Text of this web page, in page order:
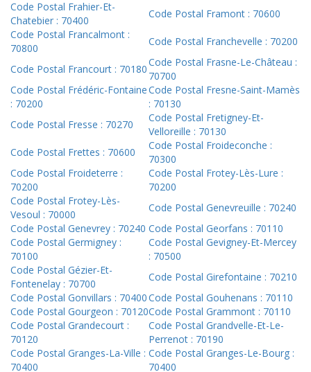
Code Postal Frahier-Et-
Chatebier : 70400
Code Postal Framont : 70600
Code Postal Francalmont :
70800
Code Postal Franchevelle : 70200
Code Postal Francourt : 70180
Code Postal Frasne-Le-Château :
70700
Code Postal Frédéric-Fontaine
: 70200
Code Postal Fresne-Saint-Mamès
: 70130
Code Postal Fresse : 70270
Code Postal Fretigney-Et-
Velloreille : 70130
Code Postal Frettes : 70600
Code Postal Froideconche :
70300
Code Postal Froideterre :
70200
Code Postal Frotey-Lès-Lure :
70200
Code Postal Frotey-Lès-
Vesoul : 70000
Code Postal Genevreuille : 70240
Code Postal Genevrey : 70240 Code Postal Georfans : 70110
Code Postal Germigney :
70100
Code Postal Gevigney-Et-Mercey
: 70500
Code Postal Gézier-Et-
Fontenelay : 70700
Code Postal Girefontaine : 70210
Code Postal Gonvillars : 70400Code Postal Gouhenans : 70110
Code Postal Gourgeon : 70120Code Postal Grammont : 70110
Code Postal Grandecourt :
70120
Code Postal Grandvelle-Et-Le-
Perrenot : 70190
Code Postal Granges-La-Ville :
70400
Code Postal Granges-Le-Bourg :
70400